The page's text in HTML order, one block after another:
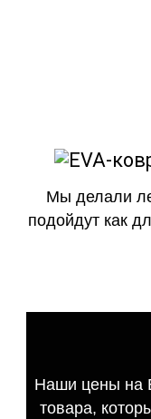
Мы делали
подойдут как
Наши цены на
товара,